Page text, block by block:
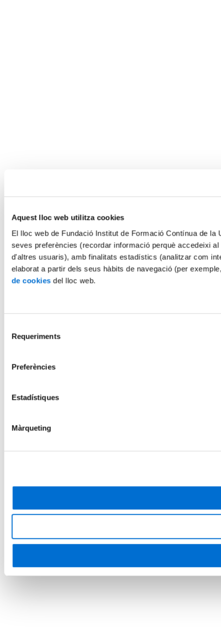
Aquest lloc web utilitza cookies
El lloc web de Fundació Institut de Formació Contínua de
seves preferències (recordar informació perquè accedeixi
d'altres usuaris), amb finalitats estadístics (analitzar com
elaborat a partir dels seus hàbits de navegació (per
de cookies del lloc web.
Requeriments
Preferències
Estadístiques
Màrqueting